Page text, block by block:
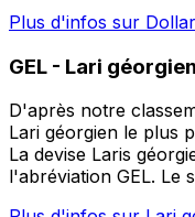
Plus d'infos sur
GEL - Lari géorgien
D'après notre
Lari géorgien le plus
La devise Laris
l'abréviation GEL. Le